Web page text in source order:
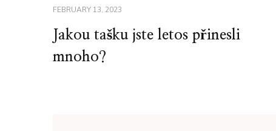
FEBRUARY 13, 2023
Jakou tašku jste letos přinesli
mnoho?